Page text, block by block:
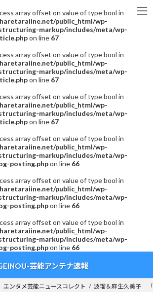
array offset on value of type bool in
public_html/wp-
markup/includes/meta/wp-
on line 67
array offset on value of type bool in
public_html/wp-
markup/includes/meta/wp-
on line 67
array offset on value of type bool in
public_html/wp-
markup/includes/meta/wp-
on line 67
array offset on value of type bool in
public_html/wp-
markup/includes/meta/wp-
posting.phpon line 66
array offset on value of type bool in
public_html/wp-
markup/includes/meta/wp-
posting.phpon line 66
array offset on value of type bool in
public_html/wp-
markup/includes/meta/wp-
posting.phpon line 66
芸能アンテナ速報
ンタメ芸能ニュースコレクト 波瑠＆麻生久美子 「